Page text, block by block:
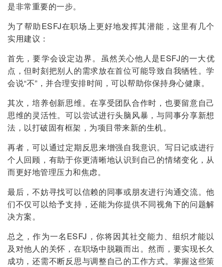
是非常重要的一步。
为了帮助ESFJ在职场上更好地发挥其潜能，这里有几个
实用建议：
首先，要学会设定边界。虽然关心他人是ESFJ的一大优
点，但时刻把别人的需求放在首位可能导致自我牺牲。学
会说“不”，并合理安排时间，可以帮助你保持身心健康。
其次，培养创新思维。在享受团队合作时，也要留意自己
思维的灵活性。可以尝试进行头脑风暴，与同事分享新想
法，以打破固有框架，为项目带来新的生机。
再者，可以通过定期反思来增强自我意识。写日记或进行
个人回顾，有助于你更清晰地认识到自己的情绪变化，从
而更好地管理压力和焦虑。
最后，不妨寻找可以信赖的同事或朋友进行沟通交流。他
们不仅可以给予支持，还能为你提供不同视角下的问题解
决方案。
总之，作为一名ESFJ，你将因其社交能力、组织才能以
及对他人的关怀，在职场中脱颖而出。然而，要实现长久
成功，还需不断反思与调整自己的工作方式。掌握这些策